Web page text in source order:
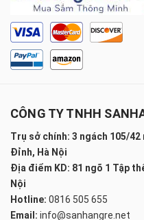
CÔNG TY TNHH
Trụ sở chính: 3 ngách 105/42
Đỉnh, Hà Nội
Địa điểm KD: 81 ngõ 1 Tập
Nội
Hotline: 0816 505 655
Email: info@sanhangre.net